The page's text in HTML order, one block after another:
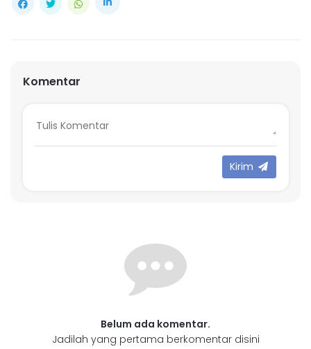
Komentar
Kirim
Belum ada komentar.
Jadilah yang pertama berkomentar disini